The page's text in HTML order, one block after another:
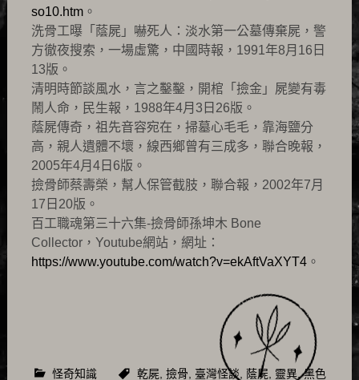
so10.htm。
洗骨工曝「蔭屍」嚇死人：淡水第一公墓傳棄屍，警
方徹夜搜索，一場虛驚，中國時報，1991年8月16日
13版。
清明時節談風水，言之鑿鑿，開棺「撿金」屍變有毒
鬧人命，民生報，1988年4月3日26版。
蔭屍傳奇，祖先音容宛在，掃墓心毛毛，靠海鹽分
高，親人遺體不壞，線西鄉曾有三成多，聯合晚報，
2005年4月4日6版。
撿骨師蔡壽榮，幫人保管截肢，聯合報，2002年7月
17日20版。
百工職魂第三十六集-撿骨師孫坤木 Bone
Collector，Youtube網站，網址：
https://www.youtube.com/watch?v=ekAftVaXYT4。
怪奇知識 乾屍 撿骨 臺灣怪談 蔭屍 靈異,黑色